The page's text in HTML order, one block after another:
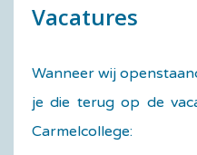
Vacatures
Wanneer wij
je die terug op de
Carmelcollege: